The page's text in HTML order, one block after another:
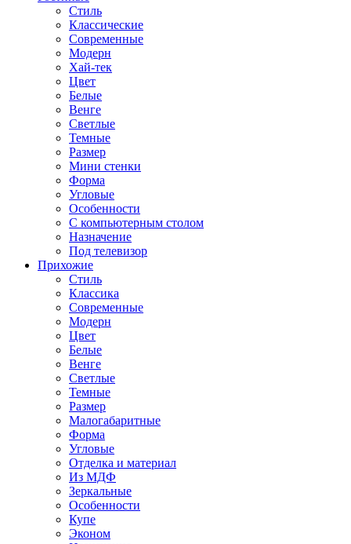
Стиль
Классические
Современные
Модерн
Хай-тек
Цвет
Белые
Венге
Светлые
Темные
Размер
Мини стенки
Форма
Угловые
Особенности
С компьютерным столом
Назначение
Под телевизор
Прихожие
Стиль
Классика
Современные
Модерн
Цвет
Белые
Венге
Светлые
Темные
Размер
Малогабаритные
Форма
Угловые
Отделка и материал
Из МДФ
Зеркальные
Особенности
Купе
Эконом